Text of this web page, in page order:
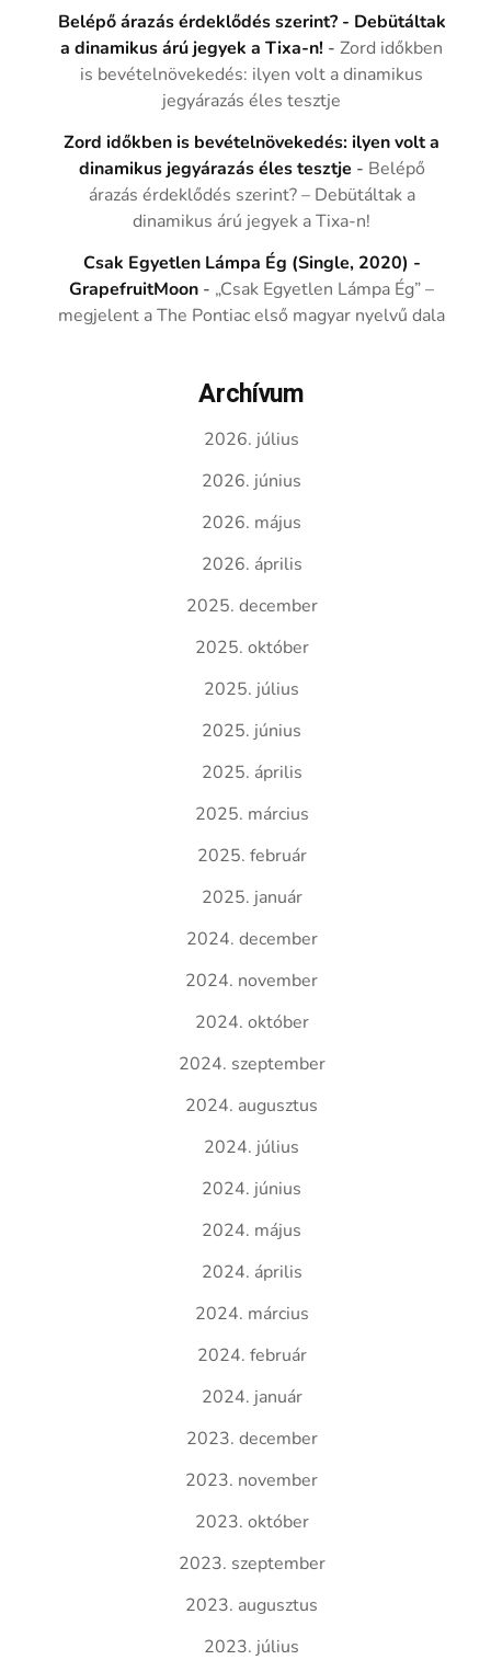
Belépő árazás érdeklődés szerint? - Debütáltak
a dinamikus árú jegyek a Tixa-n! -Zord időkben
is bevételnövekedés: ilyen volt a dinamikus
jegyárazás éles tesztje
Zord időkben is bevételnövekedés: ilyen volt a
dinamikus jegyárazás éles tesztje - Belépő
árazás érdeklődés szerint? – Debütáltak a
dinamikus árú jegyek a Tixa-n!
Csak Egyetlen Lámpa Ég (Single, 2020) -
GrapefruitMoon - „Csak Egyetlen Lámpa Ég” –
megjelent a The Pontiac első magyar nyelvű dala
Archívum
2026. július
2026. június
2026. május
2026. április
2025. december
2025. október
2025. július
2025. június
2025. április
2025. március
2025. február
2025. január
2024. december
2024. november
2024. október
2024. szeptember
2024. augusztus
2024. július
2024. június
2024. május
2024. április
2024. március
2024. február
2024. január
2023. december
2023. november
2023. október
2023. szeptember
2023. augusztus
2023. július